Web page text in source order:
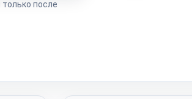
после